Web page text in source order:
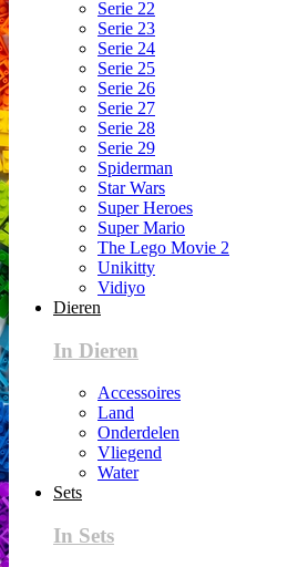
Serie 22
Serie 23
Serie 24
Serie 25
Serie 26
Serie 27
Serie 28
Serie 29
Spiderman
Star Wars
Super Heroes
Super Mario
The Lego Movie 2
Unikitty
Vidiyo
Dieren
In Dieren
Accessoires
Land
Onderdelen
Vliegend
Water
Sets
In Sets